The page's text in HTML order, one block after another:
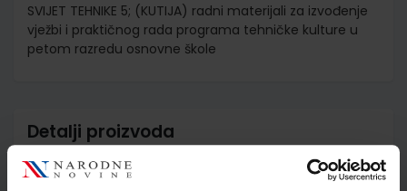
SVIJET TEHNIKE 5; (KUTIJA) radni materijali za izvođenje
vježbi i praktičnog rada programa tehničke kulture u
petom razredu osnovne škole
Detalji proizvoda
Šifra proizvoda